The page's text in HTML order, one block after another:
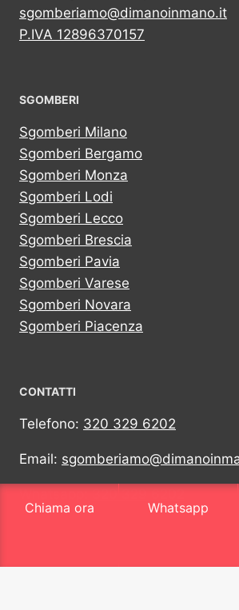
sgomberiamo@dimanoinmano.it
P.IVA 12896370157
SGOMBERI
Sgomberi Milano
Sgomberi Bergamo
Sgomberi Monza
Sgomberi Lodi
Sgomberi Lecco
Sgomberi Brescia
Sgomberi Pavia
Sgomberi Varese
Sgomberi Novara
Sgomberi Piacenza
CONTATTI
Telefono: 320 329 6202
Email:
Chiama ora
Whatsapp